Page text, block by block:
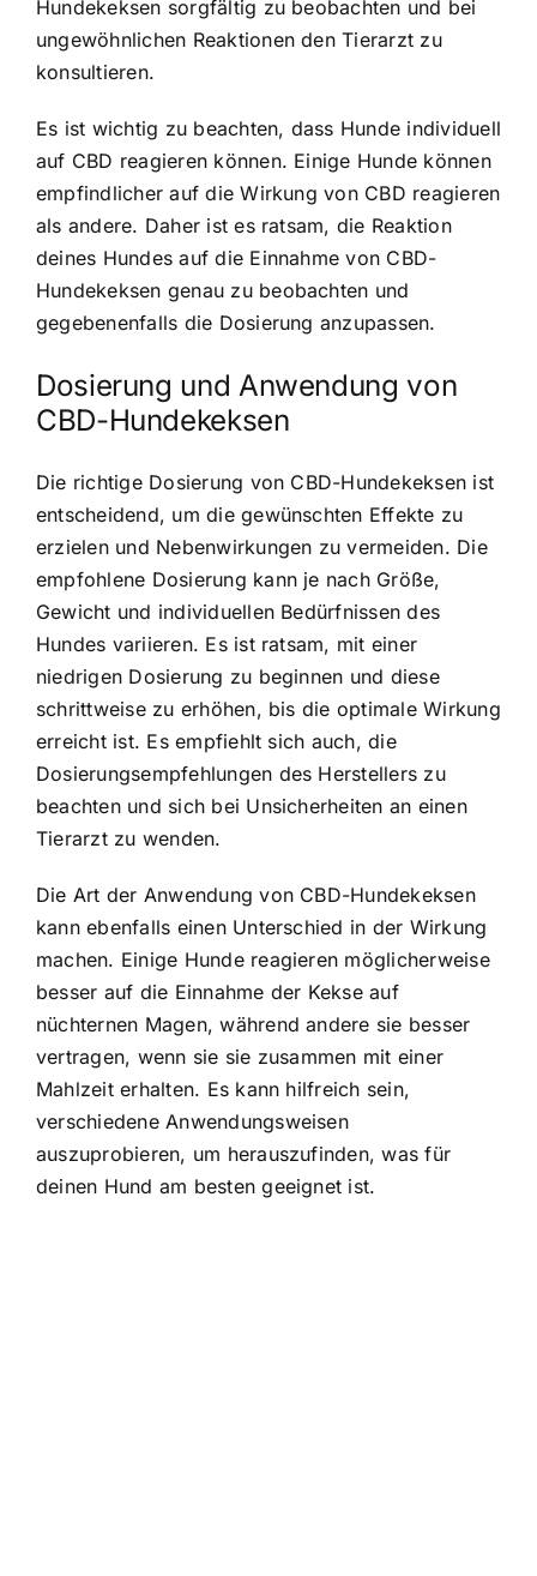
Hundekeksen sorgfältig zu beobachten und bei
ungewöhnlichen Reaktionen den Tierarzt zu
konsultieren.
Es ist wichtig zu beachten, dass Hunde individuell
auf CBD reagieren können. Einige Hunde können
empfindlicher auf die Wirkung von CBD reagieren
als andere. Daher ist es ratsam, die Reaktion
deines Hundes auf die Einnahme von CBD-
Hundekeksen genau zu beobachten und
gegebenenfalls die Dosierung anzupassen.
Dosierung und Anwendung von
CBD-Hundekeksen
Die richtige Dosierung von CBD-Hundekeksen ist
entscheidend, um die gewünschten Effekte zu
erzielen und Nebenwirkungen zu vermeiden. Die
empfohlene Dosierung kann je nach Größe,
Gewicht und individuellen Bedürfnissen des
Hundes variieren. Es ist ratsam, mit einer
niedrigen Dosierung zu beginnen und diese
schrittweise zu erhöhen, bis die optimale Wirkung
erreicht ist. Es empfiehlt sich auch, die
Dosierungsempfehlungen des Herstellers zu
beachten und sich bei Unsicherheiten an einen
Tierarzt zu wenden.
Die Art der Anwendung von CBD-Hundekeksen
kann ebenfalls einen Unterschied in der Wirkung
machen. Einige Hunde reagieren möglicherweise
besser auf die Einnahme der Kekse auf
nüchternen Magen, während andere sie besser
vertragen, wenn sie sie zusammen mit einer
Mahlzeit erhalten. Es kann hilfreich sein,
verschiedene Anwendungsweisen
auszuprobieren, um herauszufinden, was für
deinen Hund am besten geeignet ist.